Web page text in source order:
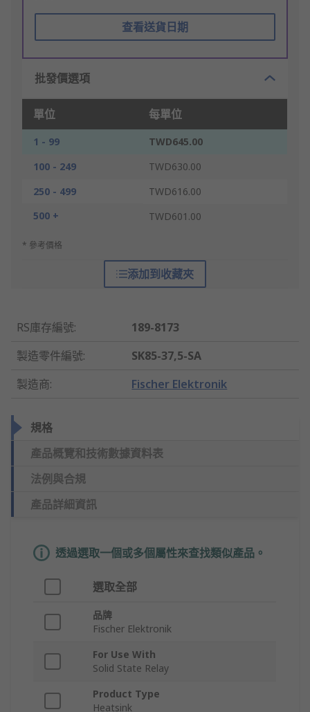
查看送貨日期
批發價選項
單位 每單位
1 - 99
TWD645.00
100 - 249
TWD630.00
250 - 499
TWD616.00
500 +
TWD601.00
* 參考價格
添加到收藏夾
RS庫存編號:
189-8173
製造零件編號:
SK85-37,5-SA
製造商: Fischer Elektronik
規格
產品概覽和技術數據資料表
法例與合規
產品詳細資訊
透過選取一個或多個屬性來查找類似產品。
選取全部
品牌
Fischer Elektronik
For Use With
Solid State Relay
Product Type
Heatsink